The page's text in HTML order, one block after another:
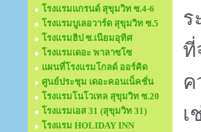
โรงแรมแกรนด์ สุขุมวิท ซ.4-6
โรงแรมบูเลอวาร์ด สุขุมวิท ซ.5
โรงแรมฮิป ซ.เนียมอุทิศ
โรงแรมเดอะ พาลาซโซ
แผนที่โรงแรมโกลด์ ออร์คิด
ศูนย์ประชุม เดอะคอนเน็คชั่น
โรงแรมโนโวเทล สุขุมวิท ซ.20
โรงแรมเอส 31 (สุขุมวิท 31)
โรงแรม HOLIDAY INN
ร
ที่
ค
เ